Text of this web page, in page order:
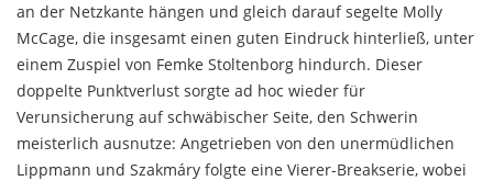
an der Netzkante hängen und gleich darauf segelte Molly
McCage, die insgesamt einen guten Eindruck hinterließ, unter
einem Zuspiel von Femke Stoltenborg hindurch. Dieser
doppelte Punktverlust sorgte ad hoc wieder für
Verunsicherung auf schwäbischer Seite, den Schwerin
meisterlich ausnutze: Angetrieben von den unermüdlichen
Lippmann und Szakmáry folgte eine Vierer-Breakserie, wobei